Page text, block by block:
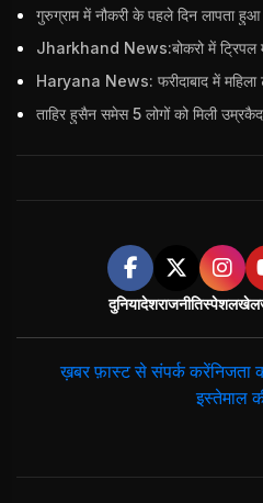
दुनियादेशराजनीतिस्पेशलखेल
ख़बर फ़ास्ट से संपर्क करेंनिजता
इस्तेमाल